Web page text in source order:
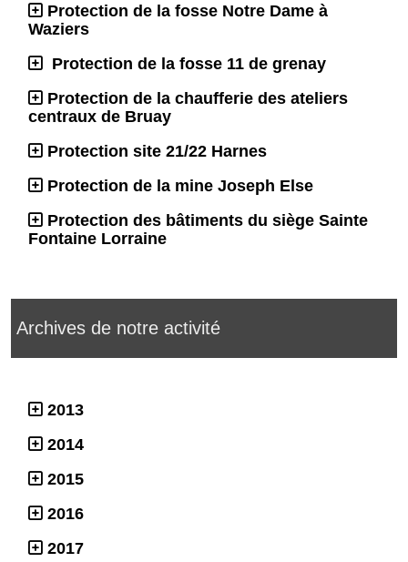
Protection de la fosse Notre Dame à
Waziers
Protection de la fosse 11 de grenay
Protection de la chaufferie des ateliers
centraux de Bruay
Protection site 21/22 Harnes
Protection de la mine Joseph Else
Protection des bâtiments du siège Sainte
Fontaine Lorraine
Archives de notre activité
2013
2014
2015
2016
2017